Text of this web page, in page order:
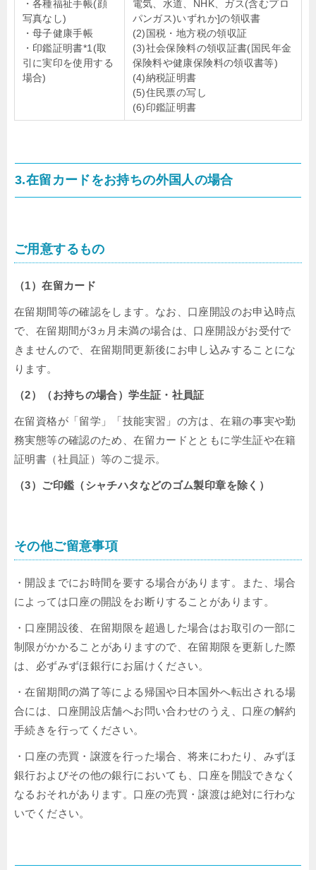
・各種福祉手帳(顔
写真なし)
・母子健康手帳
・印鑑証明書*1(取
引に実印を使用する
場合)
電気、水道、NHK、ガス(含むプロ
パンガス)いずれか]の領収書
(2)国税・地方税の領収証
(3)社会保険料の領収証書(国民年金
保険料や健康保険料の領収書等)
(4)納税証明書
(5)住民票の写し
(6)印鑑証明書
3.在留カードをお持ちの外国人の場合
ご用意するもの
（1）在留カード
在留期間等の確認をします。なお、口座開設のお申込時点
で、在留期間が3ヵ月未満の場合は、口座開設がお受付で
きませんので、在留期間更新後にお申し込みすることにな
ります。
（2）（お持ちの場合）学生証・社員証
在留資格が「留学」「技能実習」の方は、在籍の事実や勤
務実態等の確認のため、在留カードとともに学生証や在籍
証明書（社員証）等のご提示。
（3）ご印鑑（シャチハタなどのゴム製印章を除く）
その他ご留意事項
・開設までにお時間を要する場合があります。また、場合
によっては口座の開設をお断りすることがあります。
・口座開設後、在留期限を超過した場合はお取引の一部に
制限がかかることがありますので、在留期限を更新した際
は、必ずみずほ銀行にお届けください。
・在留期間の満了等による帰国や日本国外へ転出される場
合には、口座開設店舗へお問い合わせのうえ、口座の解約
手続きを行ってください。
・口座の売買・譲渡を行った場合、将来にわたり、みずほ
銀行およびその他の銀行においても、口座を開設できなく
なるおそれがあります。口座の売買・譲渡は絶対に行わな
いでください。